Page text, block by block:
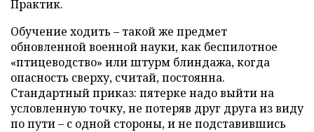
Практик.
Обучение ходить – такой же предмет
обновленной военной науки, как беспилотное
«птицеводство» или штурм блиндажа, когда
опасность сверху, считай, постоянна.
Стандартный приказ: пятерке надо выйти на
условленную точку, не потеряв друг друга из виду
по пути – с одной стороны, и не подставившись